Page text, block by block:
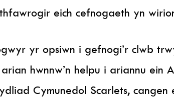
eich cefnogaeth yn
yr opsiwn i gefnogi’r clwb
hwnnw’n helpu i ariannu ein
Cymunedol Scarlets, cangen